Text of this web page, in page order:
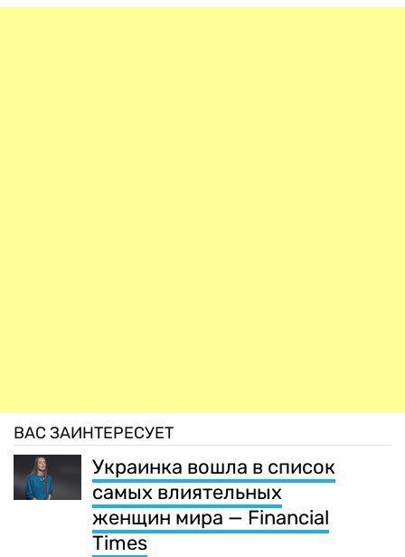
ВАС ЗАИНТЕРЕСУЕТ
Украинка вошла в список
самых влиятельных
женщин мира — Financial
Times